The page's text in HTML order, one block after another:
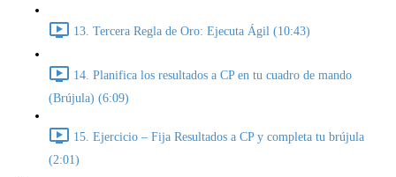
13. Tercera Regla de Oro: Ejecuta Ágil (10:43)
14. Planifica los resultados a CP en tu cuadro de mando
(Brújula) (6:09)
15. Ejercicio – Fija Resultados a CP y completa tu brújula
(2:01)